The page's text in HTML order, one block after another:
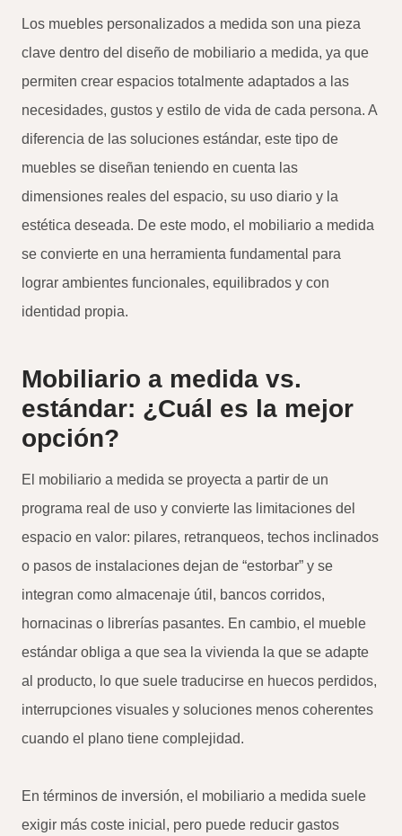
Los muebles personalizados a medida son una pieza
clave dentro del diseño de mobiliario a medida, ya que
permiten crear espacios totalmente adaptados a las
necesidades, gustos y estilo de vida de cada persona. A
diferencia de las soluciones estándar, este tipo de
muebles se diseñan teniendo en cuenta las
dimensiones reales del espacio, su uso diario y la
estética deseada. De este modo, el mobiliario a medida
se convierte en una herramienta fundamental para
lograr ambientes funcionales, equilibrados y con
identidad propia.
Mobiliario a medida vs.
estándar: ¿Cuál es la mejor
opción?
El mobiliario a medida se proyecta a partir de un
programa real de uso y convierte las limitaciones del
espacio en valor: pilares, retranqueos, techos inclinados
o pasos de instalaciones dejan de “estorbar” y se
integran como almacenaje útil, bancos corridos,
hornacinas o librerías pasantes. En cambio, el mueble
estándar obliga a que sea la vivienda la que se adapte
al producto, lo que suele traducirse en huecos perdidos,
interrupciones visuales y soluciones menos coherentes
cuando el plano tiene complejidad.
En términos de inversión, el mobiliario a medida suele
exigir más coste inicial, pero puede reducir gastos